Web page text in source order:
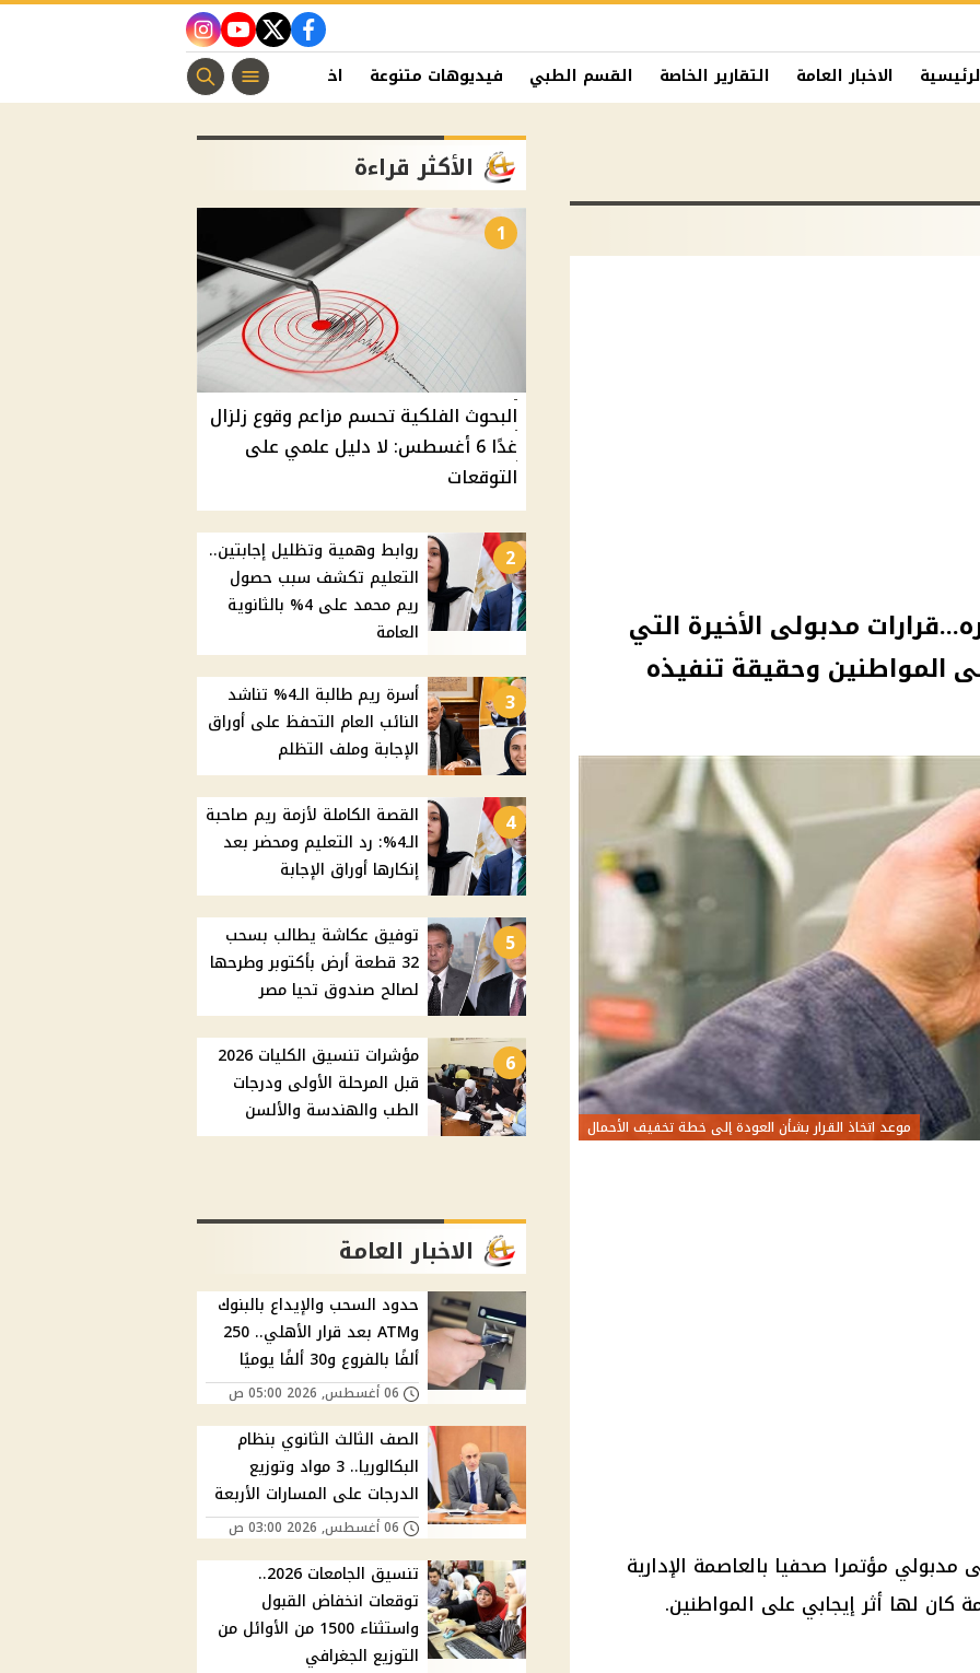
facebook
twitter
youtube
instagram
الاخبار العامة التقارير الخاصة القسم الطبي فيديوهات متنوعة اخبار الفن منوعات مسيحية
مدبولى الأخيرة التي
المواطنين وحقيقة تنفيذه
موعد اتخاذ القرار بشأن العودة إلى خطة تخفيف الأحمال
مدبولي مؤتمرا صحفيا بالعاصمة الإدارية
كان لها أثر إيجابي على المواطنين.
الأكثر قراءة
1
البحوث الفلكية تحسم مزاعم وقوع زلزال
غدًا 6 أغسطس: لا دليل علمي على
التوقعات
2
روابط وهمية وتظليل إجابتين..
التعليم تكشف سبب حصول
ريم محمد على 4% بالثانوية
العامة
3
أسرة ريم طالبة الـ4% تناشد
النائب العام التحفظ على أوراق
الإجابة وملف التظلم
4
القصة الكاملة لأزمة ريم صاحبة
الـ4%: رد التعليم ومحضر بعد
إنكارها أوراق الإجابة
5
توفيق عكاشة يطالب بسحب
32 قطعة أرض بأكتوبر وطرحها
لصالح صندوق تحيا مصر
6
مؤشرات تنسيق الكليات 2026
قبل المرحلة الأولى ودرجات
الطب والهندسة والألسن
الاخبار العامة
حدود السحب والإيداع بالبنوك
وATM بعد قرار الأهلي.. 250
ألفًا بالفروع و30 ألفًا يوميًا
06 أغسطس, 2026 05:00 ص
الصف الثالث الثانوي بنظام
البكالوريا.. 3 مواد وتوزيع
الدرجات على المسارات الأربعة
06 أغسطس, 2026 03:00 ص
تنسيق الجامعات 2026..
توقعات انخفاض القبول
واستثناء 1500 من الأوائل من
التوزيع الجغرافي